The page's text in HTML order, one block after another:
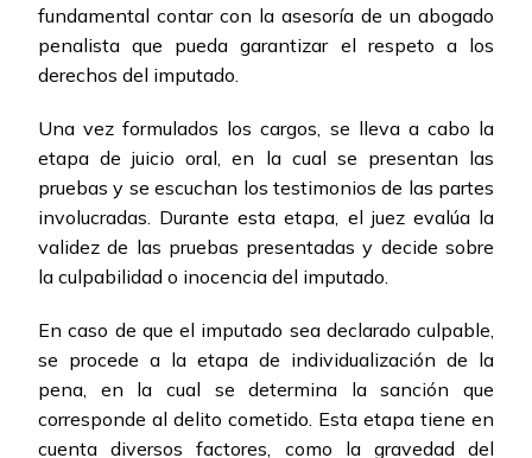
fundamental contar con la asesoría de un abogado
penalista que pueda garantizar el respeto a los
derechos del imputado.
Una vez formulados los cargos, se lleva a cabo la
etapa de juicio oral, en la cual se presentan las
pruebas y se escuchan los testimonios de las partes
involucradas. Durante esta etapa, el juez evalúa la
validez de las pruebas presentadas y decide sobre
la culpabilidad o inocencia del imputado.
En caso de que el imputado sea declarado culpable,
se procede a la etapa de individualización de la
pena, en la cual se determina la sanción que
corresponde al delito cometido. Esta etapa tiene en
cuenta diversos factores, como la gravedad del